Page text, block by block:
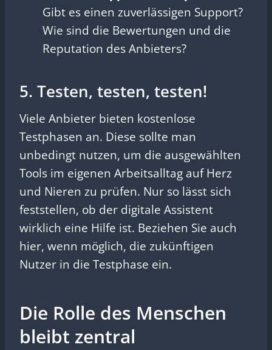
Gibt es einen zuverlässigen Support?
Wie sind die Bewertungen und die
Reputation des Anbieters?
5. Testen, testen, testen!
Viele Anbieter bieten kostenlose
Testphasen an. Diese sollte man
unbedingt nutzen, um die ausgewählten
Tools im eigenen Arbeitsalltag auf Herz
und Nieren zu prüfen. Nur so lässt sich
feststellen, ob der digitale Assistent
wirklich eine Hilfe ist. Beziehen Sie auch
hier, wenn möglich, die zukünftigen
Nutzer in die Testphase ein.
Die Rolle des Menschen
bleibt zentral